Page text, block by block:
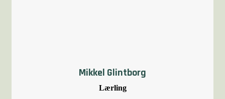
Mikkel Glintborg
Lærling